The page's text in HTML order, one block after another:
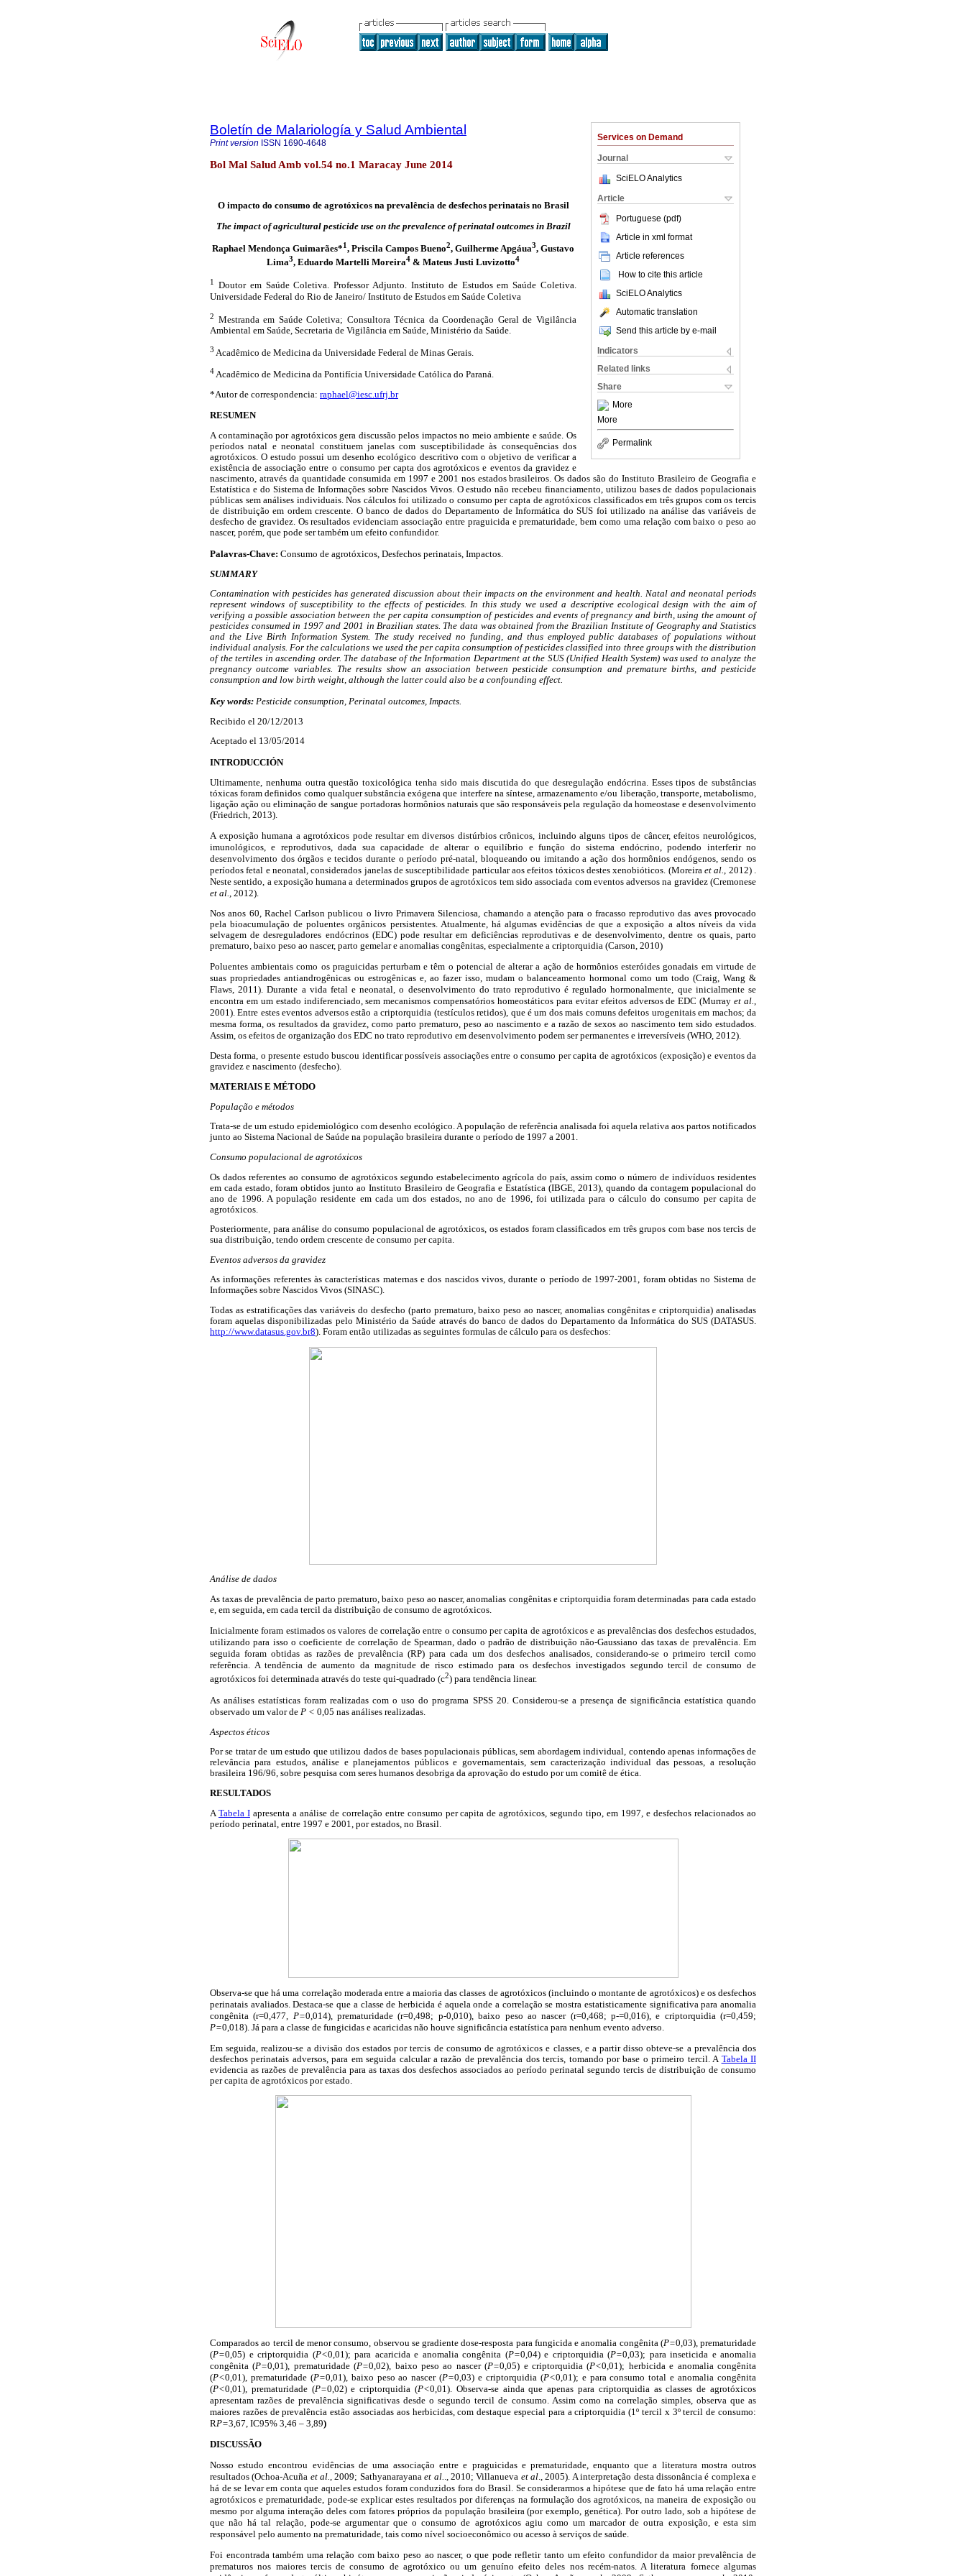
Services on Demand
Journal
SciELO Analytics
Article
Portuguese (pdf)
Article in xml format
Article references
How to cite this article
SciELO Analytics
Automatic translation
Send this article by e-mail
Indicators
Related links
Share
More
More
Permalink
Boletín de Malariología y Salud Ambiental
Print version ISSN 1690-4648
Bol Mal Salud Amb vol.54 no.1 Maracay June 2014
O impacto do consumo de agrotóxicos na prevalência de desfechos perinatais no Brasil
The impact of agricultural pesticide use on the prevalence of perinatal outcomes in Brazil
Raphael Mendonça Guimarães*1, Priscila Campos Bueno2, Guilherme Apgáua3, Gustavo
Lima3, Eduardo Martelli Moreira4 & Mateus Justi Luvizotto4
1
Doutor em Saúde Coletiva. Professor Adjunto. Instituto de Estudos em Saúde Coletiva.
Universidade Federal do Rio de Janeiro/ Instituto de Estudos em Saúde Coletiva
2
Mestranda em Saúde Coletiva; Consultora Técnica da Coordenação Geral de Vigilância
Ambiental em Saúde, Secretaria de Vigilância em Saúde, Ministério da Saúde.
3 Acadêmico de Medicina da Universidade Federal de Minas Gerais.
4Acadêmico de Medicina da Pontifícia Universidade Católica do Paraná.
*Autor de correspondencia: raphael@iesc.ufrj.br
RESUMEN
A contaminação por agrotóxicos gera discussão pelos impactos no meio ambiente e saúde. Os
períodos natal e neonatal constituem janelas com susceptibilidade às consequências dos
agrotóxicos. O estudo possui um desenho ecológico descritivo com o objetivo de verificar a
existência de associação entre o consumo per capta dos agrotóxicos e eventos da gravidez e
nascimento, através da quantidade consumida em 1997 e 2001 nos estados brasileiros. Os dados são do Instituto Brasileiro de Geografia e
Estatística e do Sistema de Informações sobre Nascidos Vivos. O estudo não recebeu financiamento, utilizou bases de dados populacionais
públicas sem análises individuais. Nos cálculos foi utilizado o consumo per capta de agrotóxicos classificados em três grupos com os tercis
de distribuição em ordem crescente. O banco de dados do Departamento de Informática do SUS foi utilizado na análise das variáveis de
desfecho de gravidez. Os resultados evidenciam associação entre praguicida e prematuridade, bem como uma relação com baixo o peso ao
nascer, porém, que pode ser também um efeito confundidor.
Palavras-Chave: Consumo de agrotóxicos, Desfechos perinatais, Impactos.
SUMMARY
Contamination with pesticides has generated discussion about their impacts on the environment and health. Natal and neonatal periods
represent windows of susceptibility to the effects of pesticides. In this study we used a descriptive ecological design with the aim of
verifying a possible association between the per capita consumption of pesticides and events of pregnancy and birth, using the amount of
pesticides consumed in 1997 and 2001 in Brazilian states. The data was obtained from the Brazilian Institute of Geography and Statistics
and the Live Birth Information System. The study received no funding, and thus employed public databases of populations without
individual analysis. For the calculations we used the per capita consumption of pesticides classified into three groups with the distribution
of the tertiles in ascending order. The database of the Information Department at the SUS (Unified Health System) was used to analyze the
pregnancy outcome variables. The results show an association between pesticide consumption and premature births, and pesticide
consumption and low birth weight, although the latter could also be a confounding effect.
Key words: Pesticide consumption, Perinatal outcomes, Impacts.
Recibido el 20/12/2013
Aceptado el 13/05/2014
INTRODUCCIÓN
Ultimamente, nenhuma outra questão toxicológica tenha sido mais discutida do que desregulação endócrina. Esses tipos de substâncias
tóxicas foram definidos como qualquer substância exógena que interfere na síntese, armazenamento e/ou liberação, transporte, metabolismo,
ligação ação ou eliminação de sangue portadoras hormônios naturais que são responsáveis pela regulação da homeostase e desenvolvimento
(Friedrich, 2013).
A exposição humana a agrotóxicos pode resultar em diversos distúrbios crônicos, incluindo alguns tipos de câncer, efeitos neurológicos,
imunológicos, e reprodutivos, dada sua capacidade de alterar o equilíbrio e função do sistema endócrino, podendo interferir no
desenvolvimento dos órgãos e tecidos durante o período pré-natal, bloqueando ou imitando a ação dos hormônios endógenos, sendo os
períodos fetal e neonatal, considerados janelas de susceptibilidade particular aos efeitos tóxicos destes xenobióticos. (Moreira et al.
, 2012) .
Neste sentido, a exposição humana a determinados grupos de agrotóxicos tem sido associada com eventos adversos na gravidez (Cremonese
et al. , 2012).
Nos anos 60, Rachel Carlson publicou o livro Primavera Silenciosa, chamando a atenção para o fracasso reprodutivo das aves provocado
pela bioacumulação de poluentes orgânicos persistentes. Atualmente, há algumas evidências de que a exposição a altos níveis da vida
selvagem de desreguladores endócrinos (EDC) pode resultar em deficiências reprodutivas e de desenvolvimento, dentre os quais, parto
prematuro, baixo peso ao nascer, parto gemelar e anomalias congênitas, especialmente a criptorquidia (Carson, 2010)
Poluentes ambientais como os praguicidas perturbam e têm o potencial de alterar a ação de hormônios esteróides gonadais em virtude de
suas propriedades antiandrogênicas ou estrogênicas e, ao fazer isso, mudam o balanceamento hormonal como um todo (Craig, Wang &
Flaws, 2011). Durante a vida fetal e neonatal, o desenvolvimento do trato reprodutivo é regulado hormonalmente, que inicialmente se
encontra em um estado indiferenciado, sem mecanismos compensatórios homeostáticos para evitar efeitos adversos de EDC (Murrayet al.,
2001). Entre estes eventos adversos estão a criptorquidia (testículos retidos), que é um dos mais comuns defeitos urogenitais em machos; da
mesma forma, os resultados da gravidez, como parto prematuro, peso ao nascimento e a razão de sexos ao nascimento tem sido estudados.
Assim, os efeitos de organização dos EDC no trato reprodutivo em desenvolvimento podem ser permanentes e irreversíveis (WHO, 2012).
Desta forma, o presente estudo buscou identificar possíveis associações entre o consumo per capita de agrotóxicos (exposição) e eventos da
gravidez e nascimento (desfecho).
MATERIAIS E MÉTODO
População e métodos
Trata-se de um estudo epidemiológico com desenho ecológico. A população de referência analisada foi aquela relativa aos partos notificados
junto ao Sistema Nacional de Saúde na população brasileira durante o período de 1997 a 2001.
Consumo populacional de agrotóxicos
Os dados referentes ao consumo de agrotóxicos segundo estabelecimento agrícola do país, assim como o número de indivíduos residentes
em cada estado, foram obtidos junto ao Instituto Brasileiro de Geografia e Estatística (IBGE, 2013), quando da contagem populacional do
ano de 1996. A população residente em cada um dos estados, no ano de 1996, foi utilizada para o cálculo do consumo per capita de
agrotóxicos.
Posteriormente, para análise do consumo populacional de agrotóxicos, os estados foram classificados em três grupos com base nos tercis de
sua distribuição, tendo ordem crescente de consumo per capita.
Eventos adversos da gravidez
As informações referentes às características maternas e dos nascidos vivos, durante o período de 1997-2001, foram obtidas no Sistema de
Informações sobre Nascidos Vivos (SINASC).
Todas as estratificações das variáveis do desfecho (parto prematuro, baixo peso ao nascer, anomalias congênitas e criptorquidia) analisadas
foram aquelas disponibilizadas pelo Ministério da Saúde através do banco de dados do Departamento da Informática do SUS (DATASUS.
http://www.datasus.gov.br8). Foram então utilizadas as seguintes formulas de cálculo para os desfechos:
Análise de dados
As taxas de prevalência de parto prematuro, baixo peso ao nascer, anomalias congênitas e criptorquidia foram determinadas para cada estado
e, em seguida, em cada tercil da distribuição de consumo de agrotóxicos.
Inicialmente foram estimados os valores de correlação entre o consumo per capita de agrotóxicos e as prevalências dos desfechos estudados,
utilizando para isso o coeficiente de correlação de Spearman, dado o padrão de distribuição não-Gaussiano das taxas de prevalência. Em
seguida foram obtidas as razões de prevalência (RP) para cada um dos desfechos analisados, considerando-se o primeiro tercil como
referência. A tendência de aumento da magnitude de risco estimado para os desfechos investigados segundo tercil de consumo de
agrotóxicos foi determinada através do teste qui-quadrado (c2) para tendência linear.
As análises estatísticas foram realizadas com o uso do programa SPSS 20. Considerou-se a presença de significância estatística quando
observado um valor de P < 0,05 nas análises realizadas.
Aspectos éticos
Por se tratar de um estudo que utilizou dados de bases populacionais públicas, sem abordagem individual, contendo apenas informações de
relevância para estudos, análise e planejamentos públicos e governamentais, sem caracterização individual das pessoas, a resolução
brasileira 196/96, sobre pesquisa com seres humanos desobriga da aprovação do estudo por um comitê de ética.
RESULTADOS
A Tabela Iapresenta a análise de correlação entre consumo per capita de agrotóxicos, segundo tipo, em 1997, e desfechos relacionados ao
período perinatal, entre 1997 e 2001, por estados, no Brasil.
Observa-se que há uma correlação moderada entre a maioria das classes de agrotóxicos (incluindo o montante de agrotóxicos) e os desfechos
perinatais avaliados. Destaca-se que a classe de herbicida é aquela onde a correlação se mostra estatisticamente significativa para anomalia
congênita (r=0,477, P=0,014), prematuridade (r=0,498; p-0,010), baixo peso ao nascer (r=0,468; p-=0,016), e criptorquidia (r=0,459;
P=0,018). Já para a classe de fungicidas e acaricidas não houve significância estatística para nenhum evento adverso.
Em seguida, realizou-se a divisão dos estados por tercis de consumo de agrotóxicos e classes, e a partir disso obteve-se a prevalência dos
desfechos perinatais adversos, para em seguida calcular a razão de prevalência dos tercis, tomando por base o primeiro tercil. A Tabela II
evidencia as razões de prevalência para as taxas dos desfechos associados ao período perinatal segundo tercis de distribuição de consumo
per capita de agrotóxicos por estado.
Comparados ao tercil de menor consumo, observou se gradiente dose-resposta para fungicida e anomalia congênita (P=0,03), prematuridade
(P=0,05) e criptorquidia (P<0,01); para acaricida e anomalia congênita (P=0,04) e criptorquidia (P=0,03); para inseticida e anomalia
congênita (P=0,01), prematuridade (P=0,02), baixo peso ao nascer (P=0,05) e criptorquidia (P<0,01); herbicida e anomalia congênita
(P<0,01), prematuridade (P=0,01), baixo peso ao nascer (P=0,03) e criptorquidia (P<0,01); e para consumo total e anomalia congênita
(P<0,01), prematuridade (P=0,02) e criptorquidia (P<0,01). Observa-se ainda que apenas para criptorquidia as classes de agrotóxicos
apresentam razões de prevalência significativas desde o segundo tercil de consumo. Assim como na correlação simples, observa que as
maiores razões de prevalência estão associadas aos herbicidas, com destaque especial para a criptorquidia (1º tercil x 3º tercil de consumo:
RP=3,67, IC95% 3,46 – 3,89)
DISCUSSÃO
Nosso estudo encontrou evidências de uma associação entre e praguicidas e prematuridade, enquanto que a literatura mostra outros
resultados (Ochoa-Acuña et al. , 2009; Sathyanarayanaet al. ., 2010; Villanueva et al ., 2005). A interpretação desta dissonância é complexa e
há de se levar em conta que aqueles estudos foram conduzidos fora do Brasil. Se considerarmos a hipótese que de fato há uma relação entre
agrotóxicos e prematuridade, pode-se explicar estes resultados por diferenças na formulação dos agrotóxicos, na maneira de exposição ou
mesmo por alguma interação deles com fatores próprios da população brasileira (por exemplo, genética). Por outro lado, sob a hipótese de
que não há tal relação, pode-se argumentar que o consumo de agrotóxicos agiu como um marcador de outra exposição, e esta sim
responsável pelo aumento na prematuridade, tais como nível socioeconômico ou acesso à serviços de saúde.
Foi encontrada também uma relação com baixo peso ao nascer, o que pode refletir tanto um efeito confundidor da maior prevalência de
prematuros nos maiores tercis de consumo de agrotóxico ou um genuíno efeito deles nos recém-natos. A literatura fornece algumas